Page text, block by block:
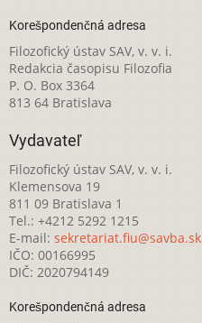
Korešpondenčná adresa
Filozofický ústav SAV, v. v. i.
Redakcia časopisu Filozofia
P. O. Box 3364
813 64 Bratislava
Vydavateľ
Filozofický ústav SAV, v. v. i.
Klemensova 19
811 09 Bratislava 1
Tel.: +4212 5292 1215
E-mail: sekretariat.fiu@savba.sk
IČO: 00166995
DIČ: 2020794149
Korešpondenčná adresa